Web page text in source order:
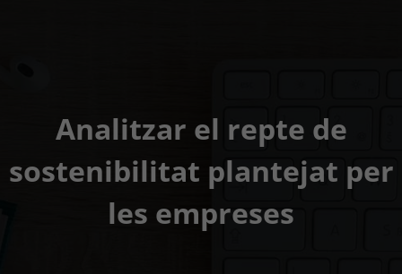
Analitzar el repte de
sostenibilitat plantejat per
les empreses